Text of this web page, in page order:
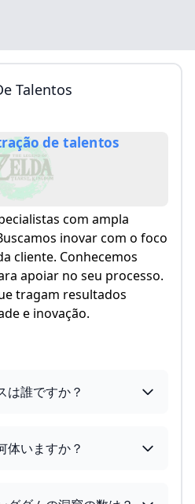
アキン
キン 武器
アキン 攻略
Talentos
de talentos
com ampla
inovar com o foco
cliente. Conhecemos
apoiar no seu processo.
tragam resultados
e inovação.
は誰ですか？
体いますか？